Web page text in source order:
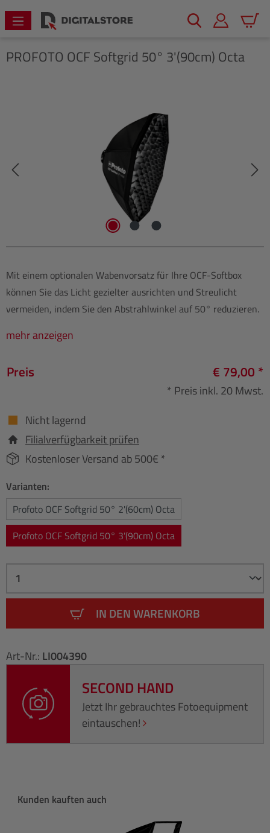
springen
PROFOTO OCF Softgrid 50° 3'(90cm) Octa
Mit einem optionalen Wabenvorsatz für Ihre OCF-Softbox
können Sie das Licht gezielter ausrichten und Streulicht
vermeiden, indem Sie den Abstrahlwinkel auf 50° reduzieren.
mehr anzeigen
Preis € 79,00 *
* Preis inkl. 20 Mwst.
Nicht lagernd
Filialverfügbarkeit prüfen
Kostenloser Versand ab 500€ *
Varianten:
Profoto OCF Softgrid 50° 2'(60cm) Octa
Profoto OCF Softgrid 50° 3'(90cm) Octa
IN DEN WARENKORB
Art-Nr.: LI004390
SECOND HAND
Jetzt Ihr gebrauchtes Fotoequipment
eintauschen!
Produktgalerie überspringen
Kunden kauften auch